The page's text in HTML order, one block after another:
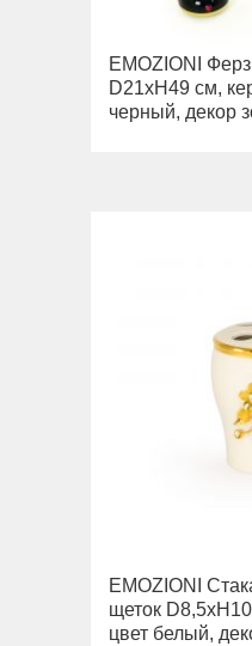
EMOZIONI
D21хН49 см,
черный, декор
EMOZIONI
щеток
цвет белый,